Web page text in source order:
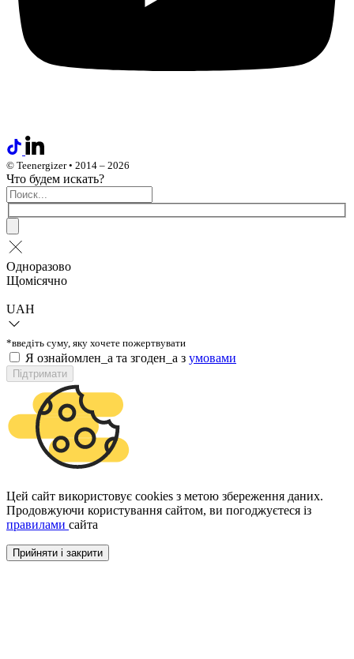
© Teenergizer • 2014 – 2026
Что будем искать?
Одноразово
Щомісячно
UAH
*введіть суму, яку хочете пожертвувати
Я ознайомлен_а та згоден_а з умовами
Підтримати
Цей сайт використовує cookies з метою збереження даних.
Продовжуючи користування сайтом, ви погоджуєтеся із
правилами сайта
Прийняти і закрити